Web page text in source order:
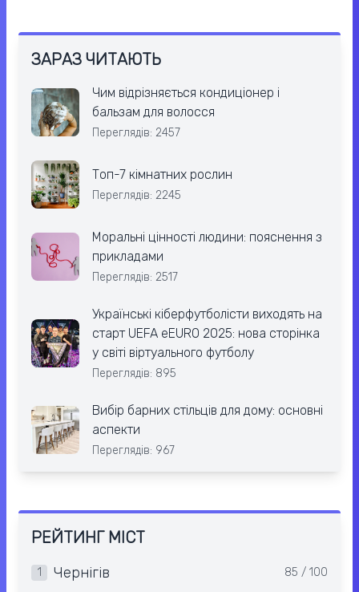
ЗАРАЗ ЧИТАЮТЬ
Чим відрізняється кондиціонер і
бальзам для волосся
Переглядів: 2457
Топ-7 кімнатних рослин
Переглядів: 2245
Моральні цінності людини: пояснення з
прикладами
Переглядів: 2517
Українські кіберфутболісти виходять на
старт UEFA eEURO 2025: нова сторінка
у світі віртуального футболу
Переглядів: 895
Вибір барних стільців для дому: основні
аспекти
Переглядів: 967
РЕЙТИНГ МІСТ
1 Чернігів 85 / 100